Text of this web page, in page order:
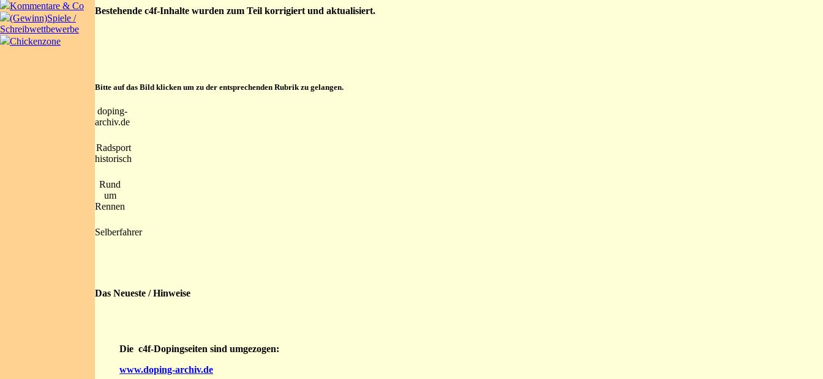
Kommentare & Co
(Gewinn)Spiele /
Schreibwettbewerbe
Chickenzone
Bestehende c4f-Inhalte wurden zum Teil korrigiert und aktualisiert.
Bitte auf das Bild klicken um zu der entsprechenden Rubrik zu gelangen.
doping-
archiv.de
Radsport
historisch
Rund
um
Rennen
Selberfahrer
Das Neueste / Hinweise
Die c4f-Dopingseiten sind umgezogen:
www.doping-archiv.de